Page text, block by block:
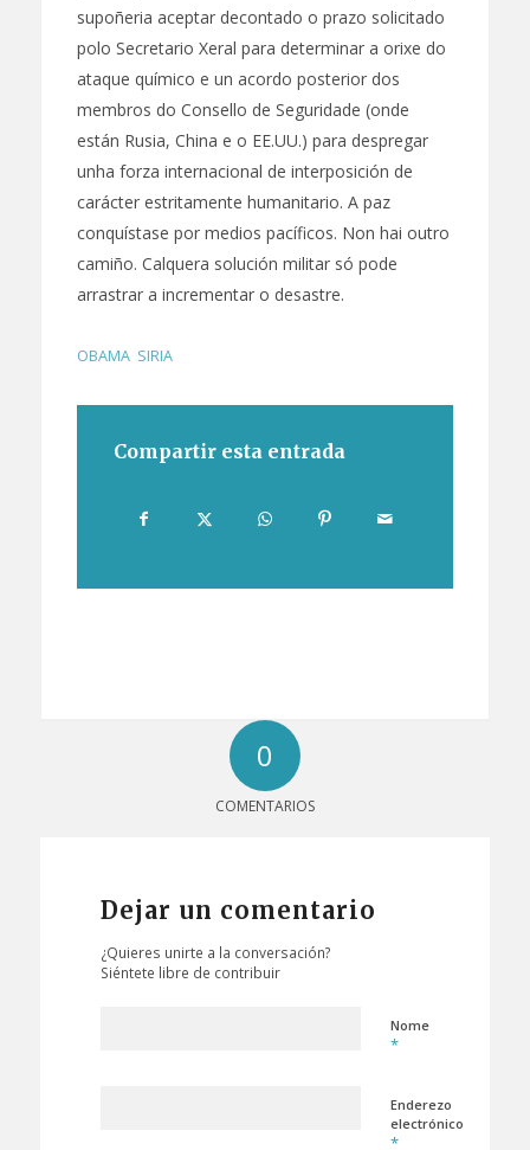
supoñeria aceptar decontado o prazo solicitado
polo Secretario Xeral para determinar a orixe do
ataque químico e un acordo posterior dos
membros do Consello de Seguridade (onde
están Rusia, China e o EE.UU.) para despregar
unha forza internacional de interposición de
carácter estritamente humanitario. A paz
conquístase por medios pacíficos. Non hai outro
camiño. Calquera solución militar só pode
arrastrar a incrementar o desastre.
OBAMA, SIRIA
Compartir esta entrada
0
COMENTARIOS
Dejar un comentario
¿Quieres unirte a la conversación?
Siéntete libre de contribuir
Nome
*
Enderezo
electrónico
*